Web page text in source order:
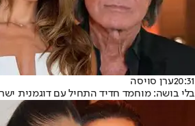
20:31ערן סויסה
בלי בושה: מוחמד חדיד התחיל עם דוגמנית